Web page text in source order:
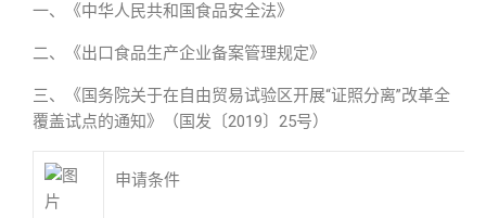
一、《中华人民共和国食品安全法》
二、《出口食品生产企业备案管理规定》
三、《国务院关于在自由贸易试验区开展“证照分离”改革全
覆盖试点的通知》（国发〔2019〕25号）
申请条件